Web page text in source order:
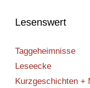
Lesenswert
Taggeheimnisse
Leseecke
Kurzgeschichten +